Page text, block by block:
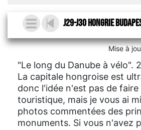
J29-J30 Hongrie
Mise à
"Le long du Danube à vélo".
La capitale hongroise est
donc l'idée n'est pas de faire
touristique, mais je vous ai
photos commentées des
monuments. Si vous n'avez